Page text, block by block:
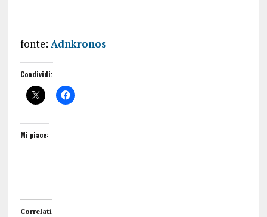
fonte: Adnkronos
Condividi:
Mi piace:
Correlati